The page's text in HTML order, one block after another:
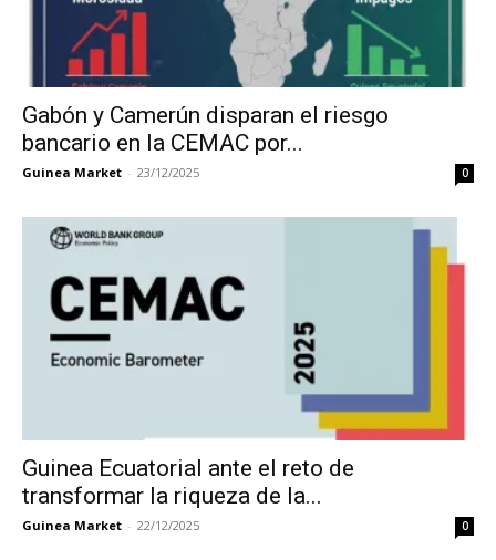
Gabón y Camerún disparan el riesgo
bancario en la CEMAC por...
Guinea Market - 23/12/2025 0
Guinea Ecuatorial ante el reto de
transformar la riqueza de la...
Guinea Market - 22/12/2025 0